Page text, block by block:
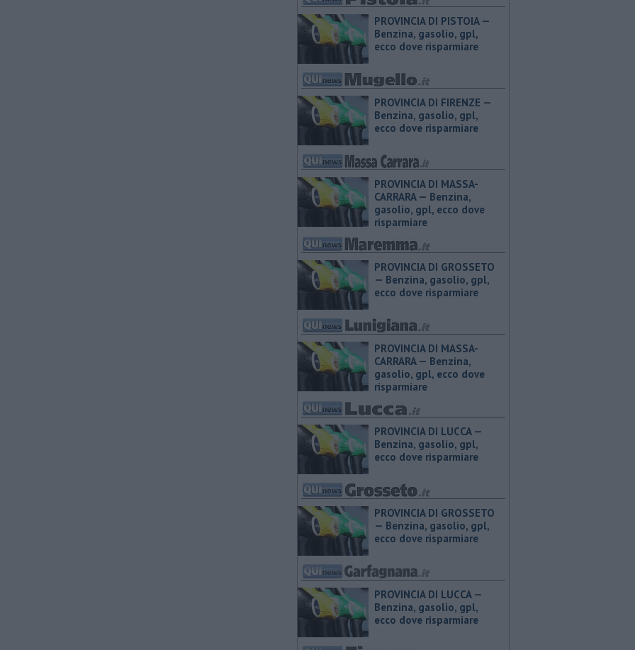
PROVINCIA DI PISTOIA — ​
Benzina, gasolio, gpl,
ecco dove risparmiare
PROVINCIA DI FIRENZE — ​
Benzina, gasolio, gpl,
ecco dove risparmiare
PROVINCIA DI MASSA-
CARRARA — ​Benzina,
gasolio, gpl, ecco dove
risparmiare
PROVINCIA DI GROSSETO
— ​Benzina, gasolio, gpl,
ecco dove risparmiare
PROVINCIA DI MASSA-
CARRARA — ​Benzina,
gasolio, gpl, ecco dove
risparmiare
PROVINCIA DI LUCCA — ​
Benzina, gasolio, gpl,
ecco dove risparmiare
PROVINCIA DI GROSSETO
— ​Benzina, gasolio, gpl,
ecco dove risparmiare
PROVINCIA DI LUCCA — ​
Benzina, gasolio, gpl,
ecco dove risparmiare